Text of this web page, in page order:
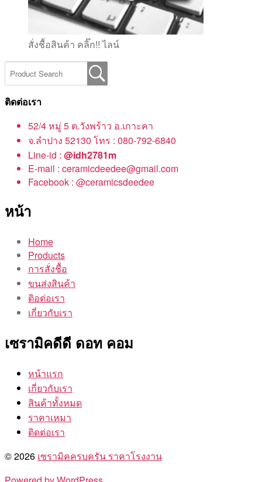
สั่งชื้อสินค้า คลิ๊ก!! ไลน์
ติดต่อเรา
52/4 หมู่ 5 ต.วังพร้าว อ.เกาะคา
จ.ลำปาง 52130 โทร : 080-792-6840
Line-id : @idh2781m
E-mail : ceramicdeedee@gmail.com
Facebook : @ceramicsdeedee
หน้า
Home
Products
การสั่งชื้อ
ขนส่งสินค้า
ติอต่อเรา
เกี่ยวกับเรา
เซรามิคดีดี ดอท คอม
หน้าแรก
เกี่ยวกับเรา
สินค้าทั้งหมด
ราคาเหมา
ติดต่อเรา
© 2026 เซรามิคครบครัน ราคาโรงงาน